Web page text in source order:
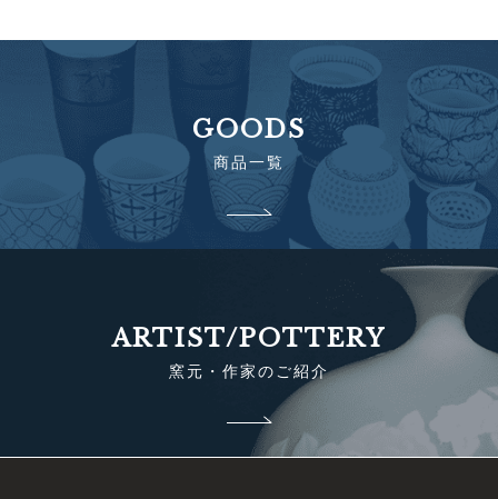
GOODS
商品一覧
ARTIST/POTTERY
窯元・作家のご紹介